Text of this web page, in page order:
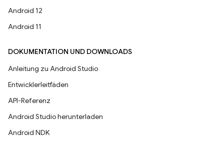
Android 12
Android 11
DOKUMENTATION UND DOWNLOADS
Anleitung zu Android Studio
Entwicklerleitfäden
API-Referenz
Android Studio herunterladen
Android NDK